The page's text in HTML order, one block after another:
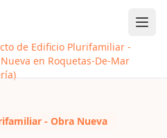
de Edificio Plurifamiliar -
en Roquetas-De-Mar
- Obra Nueva